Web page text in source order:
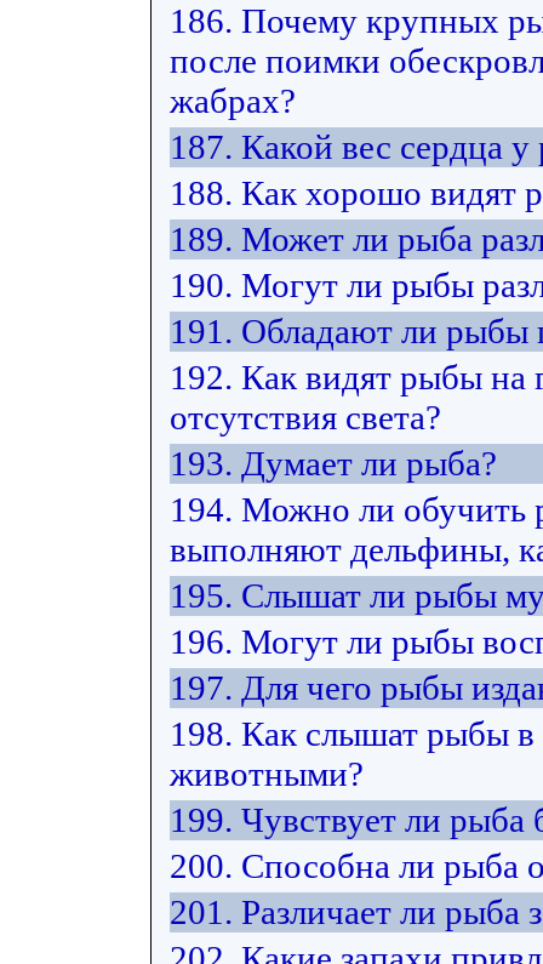
186. Почему крупных
после поимки
жабрах?
187. Какой вес сердца у
188. Как хорошо видят
189. Может ли рыба
190. Могут ли рыбы
191. Обладают ли рыбы
192. Как видят рыбы на
отсутствия света?
193. Думает ли рыба?
194. Можно ли обучить
выполняют дельфины,
195. Слышат ли рыбы
196. Могут ли рыбы
197. Для чего рыбы
198. Как слышат рыбы в
животными?
199. Чувствует ли рыба
200. Способна ли рыба
201. Различает ли рыба